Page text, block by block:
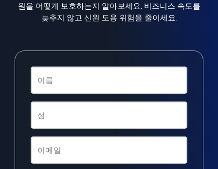
원을 어떻게 보호하는지 알아보세요. 비즈니스 속도를
늦추지 않고 신원 도용 위험을 줄이세요.